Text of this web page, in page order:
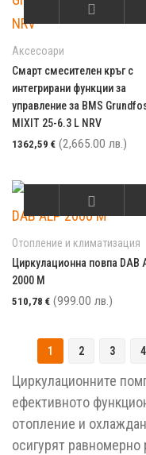
Аксесоари
Смарт смесителен кръг с
интегрирани функции за
управление за BMS
MIXIT 25-6.3 L NRV
1362,59 € (2,665.00 лв.)
Отопление и климатизация
Циркулационна повпа DAB
2000 M
510,78 € (999.00 лв.)
1 2 3 4
Циркулационните
ефективното
отопление и
осигурят